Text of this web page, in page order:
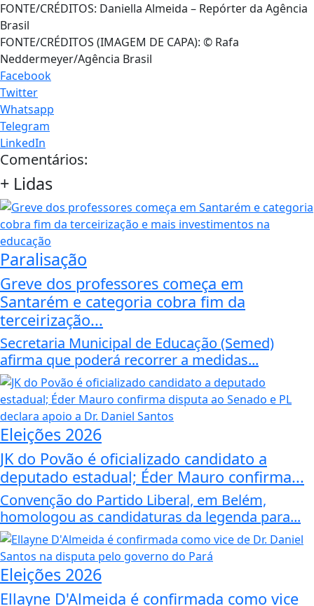
FONTE/CRÉDITOS: Daniella Almeida – Repórter da Agência
Brasil
FONTE/CRÉDITOS (IMAGEM DE CAPA): © Rafa
Neddermeyer/Agência Brasil
Facebook
Twitter
Whatsapp
Telegram
LinkedIn
Comentários:
+ Lidas
Paralisação
Greve dos professores começa em
Santarém e categoria cobra fim da
terceirização...
Secretaria Municipal de Educação (Semed)
afirma que poderá recorrer a medidas...
Eleições 2026
JK do Povão é oficializado candidato a
deputado estadual; Éder Mauro confirma...
Convenção do Partido Liberal, em Belém,
homologou as candidaturas da legenda para...
Eleições 2026
Ellayne D'Almeida é confirmada como vice